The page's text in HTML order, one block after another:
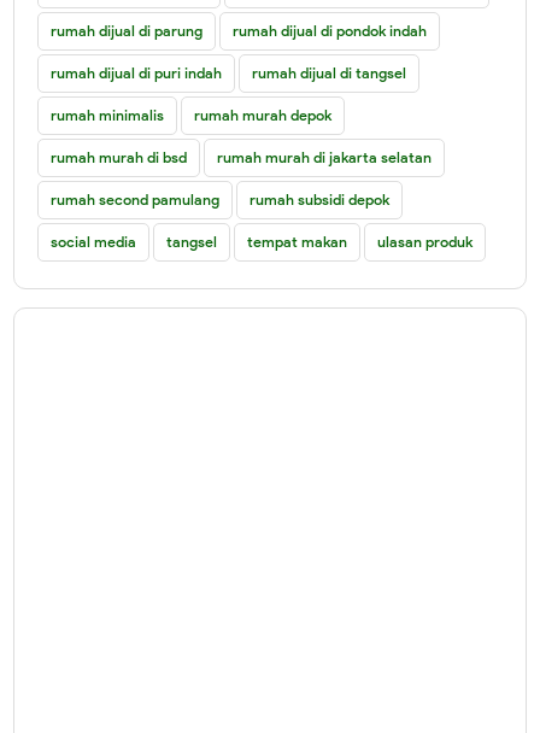
rumah dijual di parung rumah dijual di pondok indah
rumah dijual di puri indah rumah dijual di tangsel
rumah minimalis rumah murah depok
rumah murah di bsd rumah murah di jakarta selatan
rumah second pamulang rumah subsidi depok
social media tangsel tempat makan ulasan produk